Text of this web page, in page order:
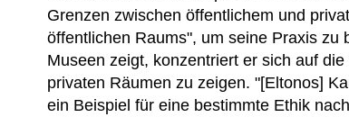
Grenzen zwischen öffentlichem und
öffentlichen Raums", um seine Praxis zu
Museen zeigt, konzentriert er sich auf
privaten Räumen zu zeigen. "[Eltonos]
ein Beispiel für eine bestimmte Ethik